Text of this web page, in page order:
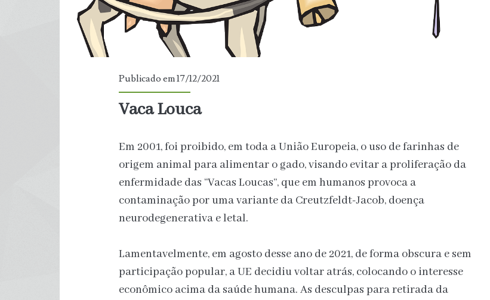
Publicado em 17/12/2021
Vaca Louca
Em 2001, foi proibido, em toda a União Europeia, o uso de farinhas de
origem animal para alimentar o gado, visando evitar a proliferação da
enfermidade das “Vacas Loucas”, que em humanos provoca a
contaminação por uma variante da Creutzfeldt-Jacob, doença
neurodegenerativa e letal.
Lamentavelmente, em agosto desse ano de 2021, de forma obscura e sem
participação popular, a UE decidiu voltar atrás, colocando o interesse
econômico acima da saúde humana. As desculpas para retirada da